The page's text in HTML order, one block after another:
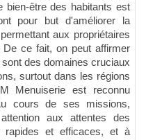
bien-être des habitants est
pour but d'améliorer la
aux propriétaires
ce fait, on peut affirmer
des domaines cruciaux
surtout dans les régions
Menuiserie est reconnu
cours de ses missions,
aux attentes des
rapides et efficaces, et à